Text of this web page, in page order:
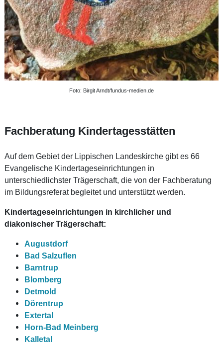
Foto: Birgit Arndt/fundus-medien.de
Fachberatung Kindertagesstätten
Auf dem Gebiet der Lippischen Landeskirche gibt es 66
Evangelische Kindertageseinrichtungen in
unterschiedlichster Trägerschaft, die von der Fachberatung
im Bildungsreferat begleitet und unterstützt werden.
Kindertageseinrichtungen in kirchlicher und
diakonischer Trägerschaft:
Augustdorf
Bad Salzuflen
Barntrup
Blomberg
Detmold
Dörentrup
Extertal
Horn-Bad Meinberg
Kalletal